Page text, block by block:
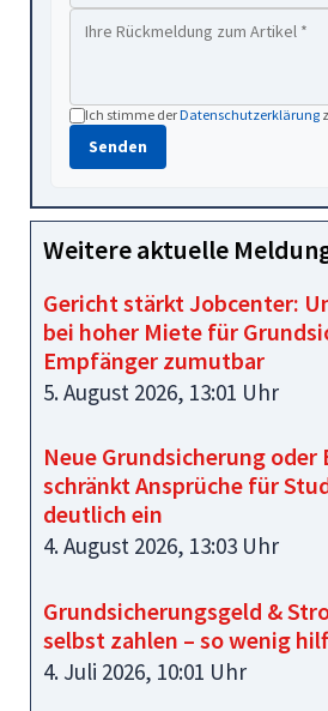
Ich stimme derDatenschutzerklärung
Senden
Weitere aktuelle
Gericht stärkt Jobcenter:
bei hoher Miete für
Empfänger zumutbar
5. August 2026, 13:01 Uhr
Neue Grundsicherung oder
schränkt Ansprüche für
deutlich ein
4. August 2026, 13:03 Uhr
Grundsicherungsgeld &
selbst zahlen – so wenig
4. Juli 2026, 10:01 Uhr